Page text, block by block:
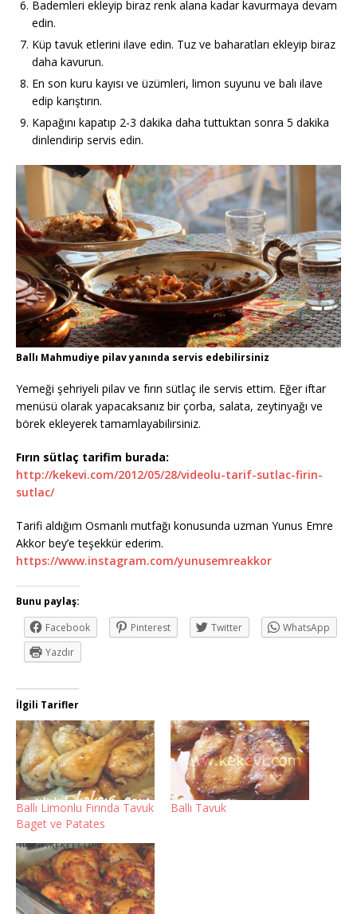
Bademleri ekleyip biraz renk alana kadar kavurmaya devam
edin.
Küp tavuk etlerini ilave edin. Tuz ve baharatları ekleyip biraz
daha kavurun.
En son kuru kayısı ve üzümleri, limon suyunu ve balı ilave
edip karıştırın.
Kapağını kapatıp 2-3 dakika daha tuttuktan sonra 5 dakika
dinlendirip servis edin.
Ballı Mahmudiye pilav yanında servis edebilirsiniz
Yemeği şehriyeli pilav ve fırın sütlaç ile servis ettim. Eğer iftar
menüsü olarak yapacaksanız bir çorba, salata, zeytinyağı ve
börek ekleyerek tamamlayabilirsiniz.
Fırın sütlaç tarifim burada:
http://kekevi.com/2012/05/28/videolu-tarif-sutlac-firin-
sutlac/
Tarifi aldığım Osmanlı mutfağı konusunda uzman Yunus Emre
Akkor bey’e teşekkür ederim.
https://www.instagram.com/yunusemreakkor
Bunu paylaş:
Facebook
Pinterest Twitter
WhatsApp
Yazdır
İlgili Tarifler
Ballı Limonlu Fırında Tavuk
Baget ve Patates
Ballı Tavuk